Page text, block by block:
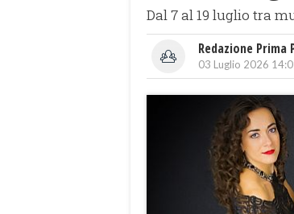
Dal 7 al 19 luglio tra
Redazione Prima
03 Luglio 2026